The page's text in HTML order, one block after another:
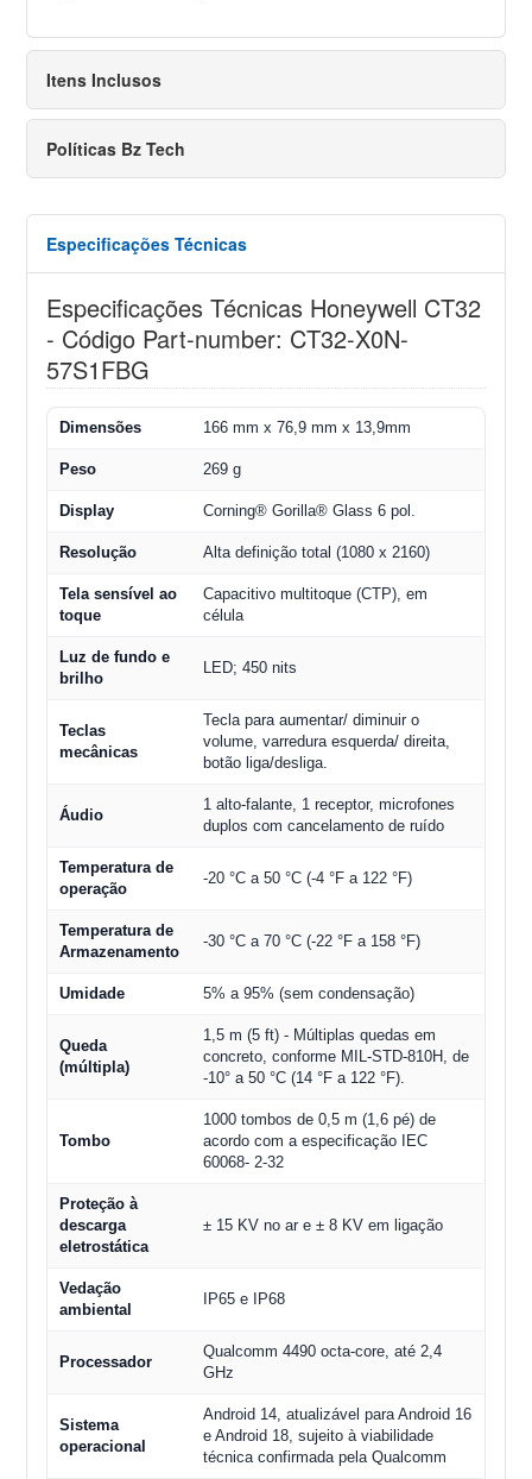
Itens Inclusos
Políticas Bz Tech
Especificações Técnicas
Especificações Técnicas Honeywell CT32
- Código Part-number: CT32-X0N-
57S1FBG
Dimensões 166 mm x 76,9 mm x 13,9mm
Peso 269 g
Display Corning® Gorilla® Glass 6 pol.
Resolução Alta definição total (1080 x 2160)
Tela sensível ao
toque
Capacitivo multitoque (CTP), em
célula
Luz de fundo e
brilho
LED; 450 nits
Teclas
mecânicas
Tecla para aumentar/ diminuir o
volume, varredura esquerda/ direita,
botão liga/desliga.
Áudio
1 alto-falante, 1 receptor, microfones
duplos com cancelamento de ruído
Temperatura de
operação
-20 °C a 50 °C (-4 °F a 122 °F)
Temperatura de
Armazenamento
-30 °C a 70 °C (-22 °F a 158 °F)
Umidade 5% a 95% (sem condensação)
Queda
(múltipla)
1,5 m (5 ft) - Múltiplas quedas em
concreto, conforme MIL-STD-810H, de
-10° a 50 °C (14 °F a 122 °F).
Tombo
1000 tombos de 0,5 m (1,6 pé) de
acordo com a especificação IEC
60068- 2-32
Proteção à
descarga
eletrostática
± 15 KV no ar e ± 8 KV em ligação
Vedação
ambiental
IP65 e IP68
Processador
Qualcomm 4490 octa-core, até 2,4
GHz
Sistema
operacional
Android 14, atualizável para Android 16
e Android 18, sujeito à viabilidade
técnica confirmada pela Qualcomm